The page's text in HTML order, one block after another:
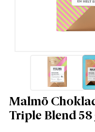
Malmö
Triple Blend 58